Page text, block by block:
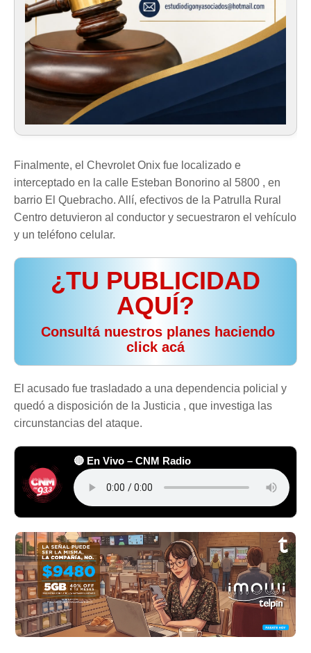
Finalmente, el Chevrolet Onix fue localizado e
interceptado en la calle Esteban Bonorino al 5800 , en
barrio El Quebracho. Allí, efectivos de la Patrulla Rural
Centro detuvieron al conductor y secuestraron el vehículo
y un teléfono celular.
¿TU PUBLICIDAD
AQUÍ?
️ Consultá nuestros planes haciendo
click acá
El acusado fue trasladado a una dependencia policial y
quedó a disposición de la Justicia , que investiga las
circunstancias del ataque.
🔴 En Vivo – CNM Radio